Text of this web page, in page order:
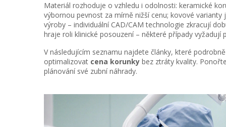
Materiál rozhoduje o vzhledu i odolnosti: keramické
výbornou pevnost za mírně nižší cenu; kovové
výroby – individuální CAD/CAM technologie zkracují
hraje roli klinické posouzení – některé případy vyžadují
V následujícím seznamu najdete články, které
optimalizovat cena korunky bez ztráty kvality.
plánování své zubní náhrady.